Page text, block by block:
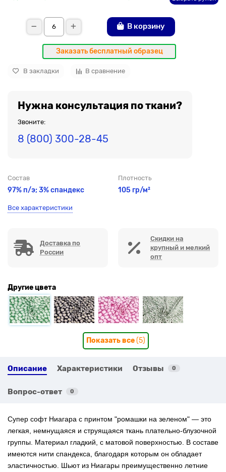
В корзину
Заказать бесплатный образец
В закладки В сравнение
Нужна консультация по ткани?
Звоните:
8 (800) 300-28-45
Состав
97% п/э; 3% спандекс
Плотность
105 гр/м²
Все характеристики
Доставка по
России
Скидки на
крупный и мелкий
опт
Другие цвета
Показать все(5)
Описание Характеристики Отзывы 0
Вопрос-ответ 0
Супер софт Ниагара с принтом "ромашки на зеленом" — это
легкая, немнущаяся и струящаяся ткань плательно-блузочной
группы. Материал гладкий, с матовой поверхностью. В составе
имеются нити спандекса, благодаря которым он обладает
эластичностью. Шьют из Ниагары преимущественно летние